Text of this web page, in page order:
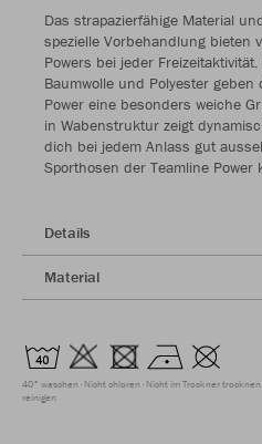
Das strapazierfähige Material
spezielle Vorbehandlung bieten
Powers bei jeder
Baumwolle und Polyester geben
Power eine besonders weiche
in Wabenstruktur zeigt
dich bei jedem Anlass gut
Sporthosen der Teamline Power
Details
Material
40° waschen Nicht chloren Nicht im Trockner trocknen
reinigen